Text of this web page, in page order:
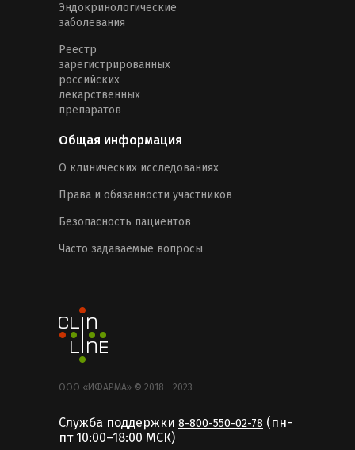
Эндокринологические
заболевания
Реестр
зарегистрированных
российских
лекарственных
препаратов
Общая информация
О клинических исследованиях
Права и обязанности участников
Безопасность пациентов
Часто задаваемые вопросы
ООО «ИФАРМА» © 2018 - 2023
Служба поддержки 8-800-550-02-78 (пн-
пт 10:00–18:00 MCК)